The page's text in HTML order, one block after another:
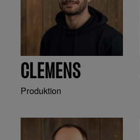
CLEMENS
Produktion